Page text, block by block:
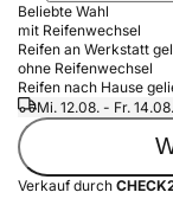
Beliebte Wahl
mit Reifenwechsel
Reifen an Werkstatt
ohne Reifenwechsel
Reifen nach Hause
Mi. 12.08. - Fr. 14.08.
Verkauf durch